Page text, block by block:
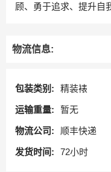
顾、勇于追求、提升自
物流信息:
包装类别: 精装裱
运输重量: 暂无
物流公司: 顺丰快递
发货时间: 72小时